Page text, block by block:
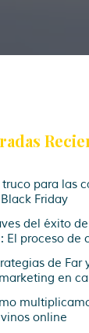
truco para las
Friday
del éxito
El proceso de
de Far
en
online